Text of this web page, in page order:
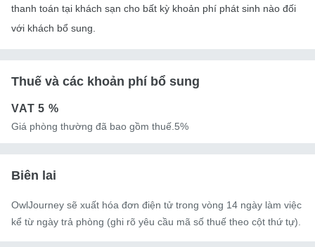
thanh toán tại khách sạn cho bất kỳ khoản phí phát sinh nào đối
với khách bổ sung.
Thuế và các khoản phí bổ sung
VAT5 %
Giá phòng thường đã bao gồm thuế.5%
Biên lai
OwlJourney sẽ xuất hóa đơn điện tử trong vòng 14 ngày làm việc
kể từ ngày trả phòng (ghi rõ yêu cầu mã số thuế theo cột thứ tự).